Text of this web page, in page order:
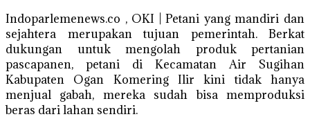
Indoparlemenews.co , OKI | Petani yang mandiri dan
sejahtera merupakan tujuan pemerintah. Berkat
dukungan untuk mengolah produk pertanian
pascapanen, petani di Kecamatan Air Sugihan
Kabupaten Ogan Komering Ilir kini tidak hanya
menjual gabah, mereka sudah bisa memproduksi
beras dari lahan sendiri.